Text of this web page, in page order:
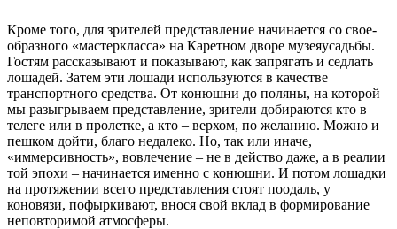
Кроме того, для зрителей представление начинается со свое­
образного «мастер­класса» на Каретном дворе музея­усадьбы.
Гостям рассказывают и показывают, как запрягать и седлать
лошадей. Затем эти лошади используются в качестве
транспортного средства. От конюшни до поляны, на которой
мы разыгрываем представление, зрители добираются кто в
телеге или в пролетке, а кто – верхом, по желанию. Можно и
пешком дойти, благо недалеко. Но, так или иначе,
«иммерсивность», вовлечение – не в действо даже, а в реалии
той эпохи – начинается именно с конюшни. И потом лошадки
на протяжении всего представления стоят поодаль, у
коновязи, пофыркивают, внося свой вклад в формирование
неповторимой атмосферы.